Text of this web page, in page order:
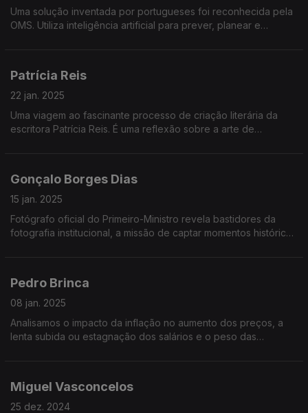
Uma solução inventada por portugueses foi reconhecida pela
OMS. Utiliza inteligência artificial para prever, planear e
Patrícia Reis
22 jan. 2025
Uma viagem ao fascinante processo de criação literária da
escritora Patrícia Reis. É uma reflexão sobre a arte de
Gonçalo Borges Dias
15 jan. 2025
Fotógrafo oficial do Primeiro-Ministro revela bastidores da
fotografia institucional, a missão de captar momentos históricos
Pedro Brinca
08 jan. 2025
Analisamos o impacto da inflação no aumento dos preços, a
lenta subida ou estagnação dos salários e o peso das
Miguel Vasconcelos
25 dez. 2024